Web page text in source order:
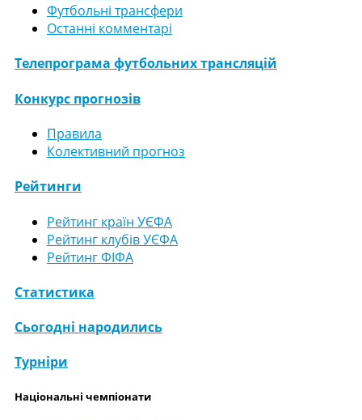
Футбольні трансфери
Останні комментарі
Телепрограма футбольних трансляцій
Конкурс прогнозів
Правила
Колективний прогноз
Рейтинги
Рейтинг країн УЄФА
Рейтинг клубів УЄФА
Рейтинг ФІФА
Статистика
Сьогодні народились
Турніри
Національні чемпіонати